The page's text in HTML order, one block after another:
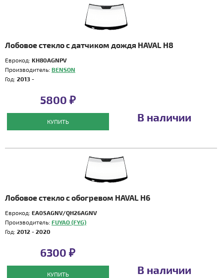
Лобовое стекло с датчиком дождя HAVAL H8
Еврокод: KH80AGNPV
Производитель: BENSON
Год: 2013 -
5800 ₽
КУПИТЬ В наличии
Лобовое стекло с обогревом HAVAL H6
Еврокод: EA05AGNV/QH26AGNV
Производитель: FUYAO (FYG)
Год: 2012 - 2020
6300 ₽
КУПИТЬ В наличии